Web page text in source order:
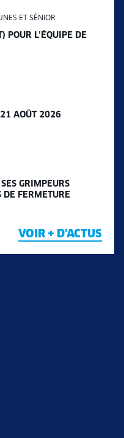
ET SÉNIOR
POUR L’ÉQUIPE DE
21 AOÛT 2026
GRIMPEURS
DE FERMETURE
VOIR + D'ACTUS